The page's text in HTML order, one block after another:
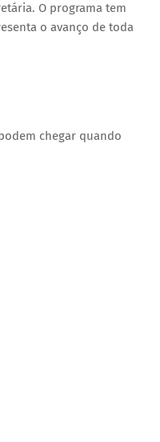
O programa tem
o avanço de toda
chegar quando